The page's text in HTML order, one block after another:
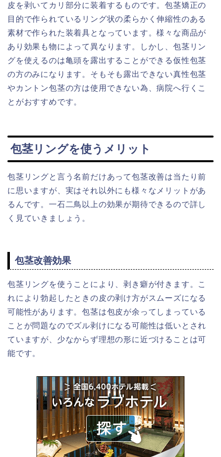
皮を剥いてカリ部分に装着するものです。包茎矯正の
目的で作られているリング状の柔らかく伸縮性のある
素材で作られた装着具となっています。様々な商品が
あり効果も物によって異なります。しかし、包茎リン
グを使えるのは亀頭を露出することができる仮性包茎
の方のみになります。そもそも露出できない真性包茎
やカントン包茎の方は使用できない為、病院へ行くこ
とがおすすめです。
包茎リングを使うメリット
包茎リングと言う名前だけあって包茎改善は当たり前
に思いますが、実はそれ以外にも様々なメリットがあ
るんです。一石二鳥以上の効果が期待できるので詳し
く見ていきましょう。
包茎改善効果
包茎リングを使うことにより、剥き癖が付きます。こ
れにより勃起したときの皮の剥け方がスムーズになる
可能性があります。包茎は包皮が余ってしまっている
ことが問題なのでズル剥けになる可能性は低いとされ
ていますが、少なからず理想の形に近づけることは可
能です。